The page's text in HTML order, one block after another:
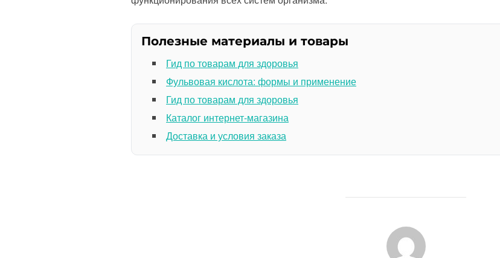
Полезные материалы и товары
Гид по товарам для здоровья
Фульвовая кислота: формы и применение
Гид по товарам для здоровья
Каталог интернет-магазина
Доставка и условия заказа
АВТОР ЗАПИСИ